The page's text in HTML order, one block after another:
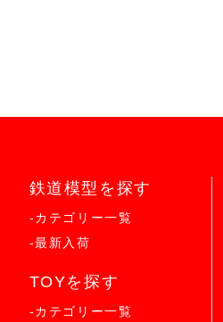
鉄道模型を探す
-カテゴリー一覧
-最新入荷
TOYを探す
-カテゴリー一覧